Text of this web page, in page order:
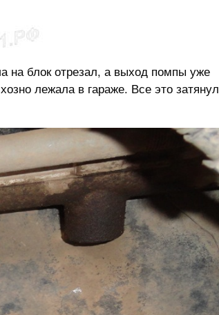
на блок отрезал, а выход помпы уже
лежала в гараже. Все это затянул